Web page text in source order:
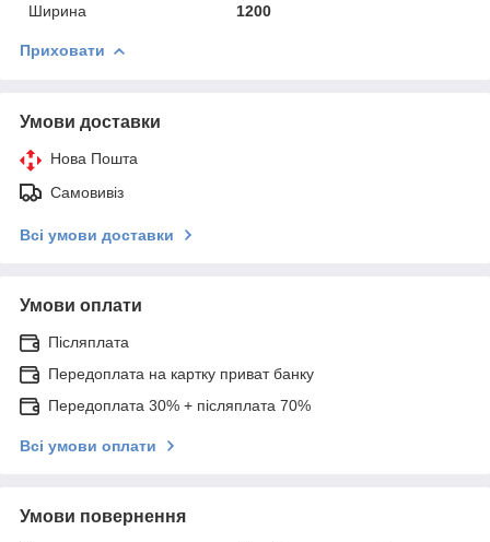
Ширина
1200
Приховати
Умови доставки
Нова Пошта
Самовивіз
Всі умови доставки
Умови оплати
Післяплата
Передоплата на картку приват банку
Передоплата 30% + післяплата 70%
Всі умови оплати
Умови повернення